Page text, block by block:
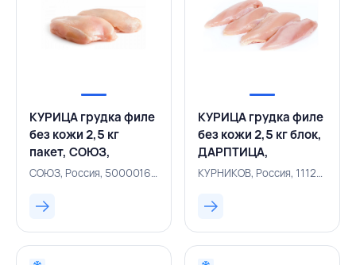
КУРИЦА грудка филе
без кожи 2,5 кг
пакет, СОЮЗ,
РОССИЯ
СОЮЗ, Россия, 500001696
КУРИЦА грудка филе
без кожи 2,5 кг блок,
ДАРПТИЦА,
РОССИЯ
КУРНИКОВ, Россия, 111200473